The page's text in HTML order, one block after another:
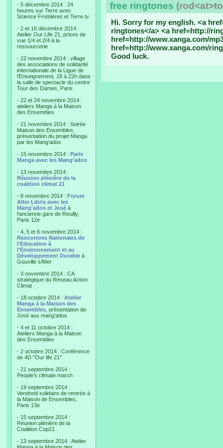
- 5 décembre 2014 : 24
heures sur Terre avec
Science Frontières et Terre.tv
- 2 et 16 décembre 2014 :
Atelier Our Life 21, prises de
vue 1/4 et 2/4 à la
ressourcerie
- 22 novembre 2014 : village
des associations de solidarité
internationale de la Ligue de
l'Enseignement, 18 à 22h dans
la salle de spectacle du centre
Tour des Dames, Paris
- 22 et 24 novembre 2014 :
ateliers Manga à la Maison
des Ensembles
- 21 novembre 2014 : Soirée
Maison des Ensembles,
présentation du projet Manga
par les Mang'ados
- 15 novembre 2014 : Paris
Manga avec les Mang'ados
- 13 novembre 2014 :
Réunion plénière de la
coalition climat 21
- 8 novembre 2014 : Forum
Alter Libris avec les
Mang'ados et José à
l'ancienne gare de Reuilly,
Paris 12e
- 4, 5 et 6 novembre 2014 :
Rencontres Nationales de
l'Education à
l'Environnement et au
Développement Durable à
Gouville s/Mer
- 3 novembre 2014 : CA
stratégique du Réseau Action
Climat
- 18 octobre 2014 : Atelier
Manga à la Maison des
Ensembles , présentation de
José aux mang'ados
- 4 et 11 octobre 2014 :
Ateliers Manga à la Maison
des Ensembles
- 2 octobre 2014 : Conférence
de 4D "Our life 21"
- 21 septembre 2014 :
People's climate march
- 19 septembre 2014 :
Vendredi solidaire de rentrée à
la Maison de Ensembles,
Paris 13e
- 15 septembre 2014 :
Réunion plénière de la
Coalition Cop21
- 13 septembre 2014 : Atelier
free ringtones
Hi. Sorry for my english. <a
ringtones</a> <a href=http://
href=http://www.xanga.com/
href=http://www.xanga.com/
Good luck.